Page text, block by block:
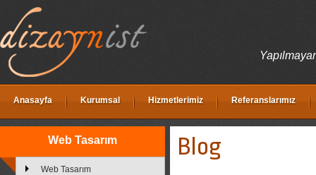
Anasayfa Kurumsal Hizmetlerimiz Referanslarımız
Web Tasarım
Web Tasarım
Blog